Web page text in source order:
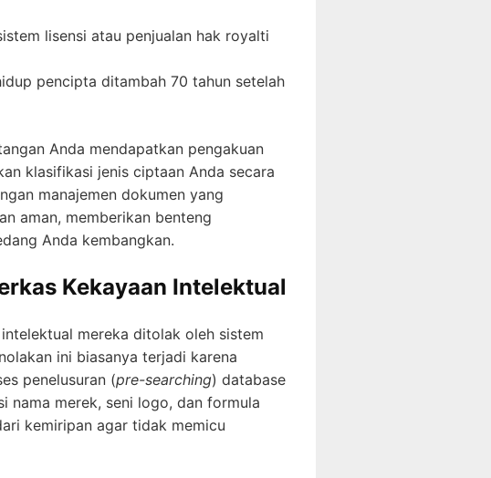
lisensi atau penjualan hak royalti
pencipta ditambah 70 tahun setelah
Anda mendapatkan pengakuan
klasifikasi jenis ciptaan Anda secara
manajemen dokumen yang
aman, memberikan benteng
Anda kembangkan.
Kekayaan Intelektual
mereka ditolak oleh sistem
ini biasanya terjadi karena
penelusuran (pre-searching) database
nama merek, seni logo, dan formula
kemiripan agar tidak memicu